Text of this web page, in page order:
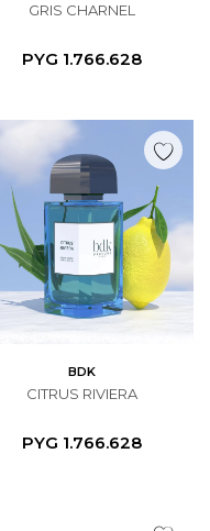
GRIS CHARNEL
PYG 1.766.628
BDK
CITRUS RIVIERA
PYG 1.766.628